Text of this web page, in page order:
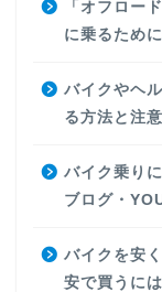
「オフロー
に乗るため
バイクやヘ
る方法と注
バイク乗り
ブログ・
バイクを安
安で買うには